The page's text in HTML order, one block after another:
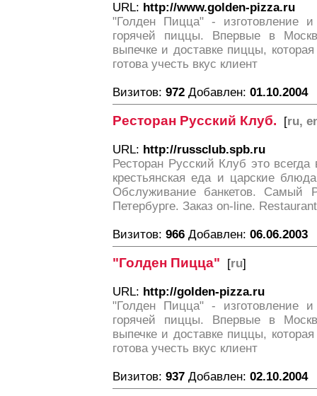
URL: http://www.golden-pizza.ru
"Голден Пицца" - изготовление
горячей пиццы. Впервые в
выпечке и доставке пиццы,
готова учесть вкус клиент
Визитов: 972 Добавлен: 01.10.2004
Ресторан Русский Клуб. [ru,
URL: http://russclub.spb.ru
Ресторан Русский Клуб это всегда
крестьянская еда и царские
Обслуживание банкетов. Самый
Петербурге. Заказ on-line.
Визитов: 966 Добавлен: 06.06.2003
"Голден Пицца" [ru]
URL: http://golden-pizza.ru
"Голден Пицца" - изготовление
горячей пиццы. Впервые в
выпечке и доставке пиццы,
готова учесть вкус клиент
Визитов: 937 Добавлен: 02.10.2004